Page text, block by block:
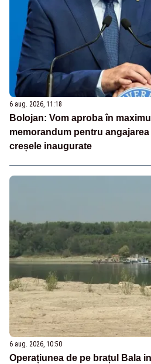
6 aug. 2026, 11:18
Bolojan: Vom aproba în
memorandum pentru
creșele inaugurate
6 aug. 2026, 10:50
Operațiunea de pe brațul Bala